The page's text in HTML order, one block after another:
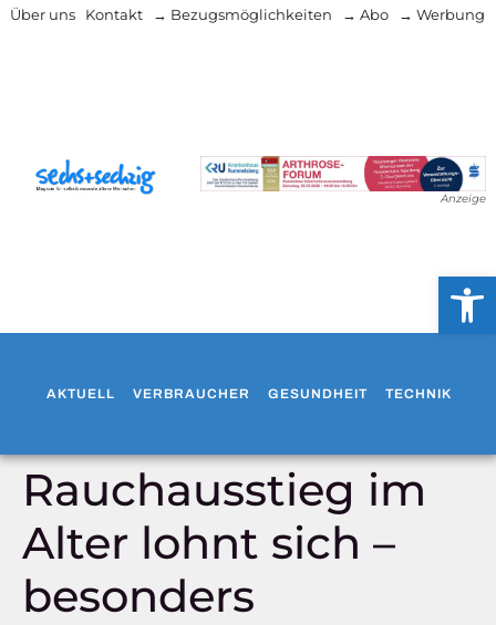
Über uns Kontakt → Bezugsmöglichkeiten → Abo → Werbung
Anzeige
AKTUELL VERBRAUCHER GESUNDHEIT TECHNIK
Rauchausstieg im
Alter lohnt sich –
besonders